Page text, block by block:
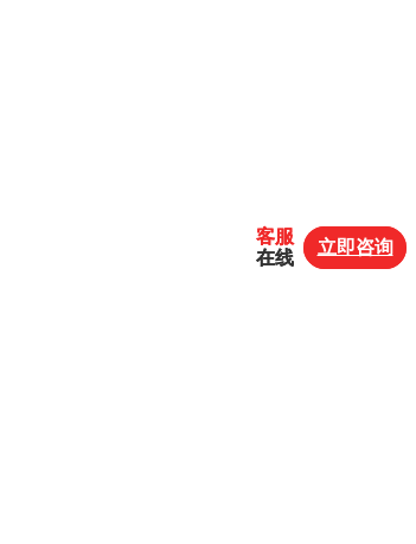
客服
在线
立即咨询
客服
在线
立即咨询